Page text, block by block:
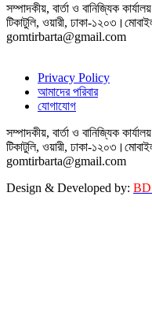
সম্পাদকীয়, বার্তা ও বানিজ্যিক
টিকাটুলি, ওয়ারী, ঢাকা-
gomtirbarta@gmail.com
Privacy Policy
আমাদের পরিবার
যোগাযোগ
সম্পাদকীয়, বার্তা ও বানিজ্যিক
টিকাটুলি, ওয়ারী, ঢাকা-
gomtirbarta@gmail.com
Design & Developed by: